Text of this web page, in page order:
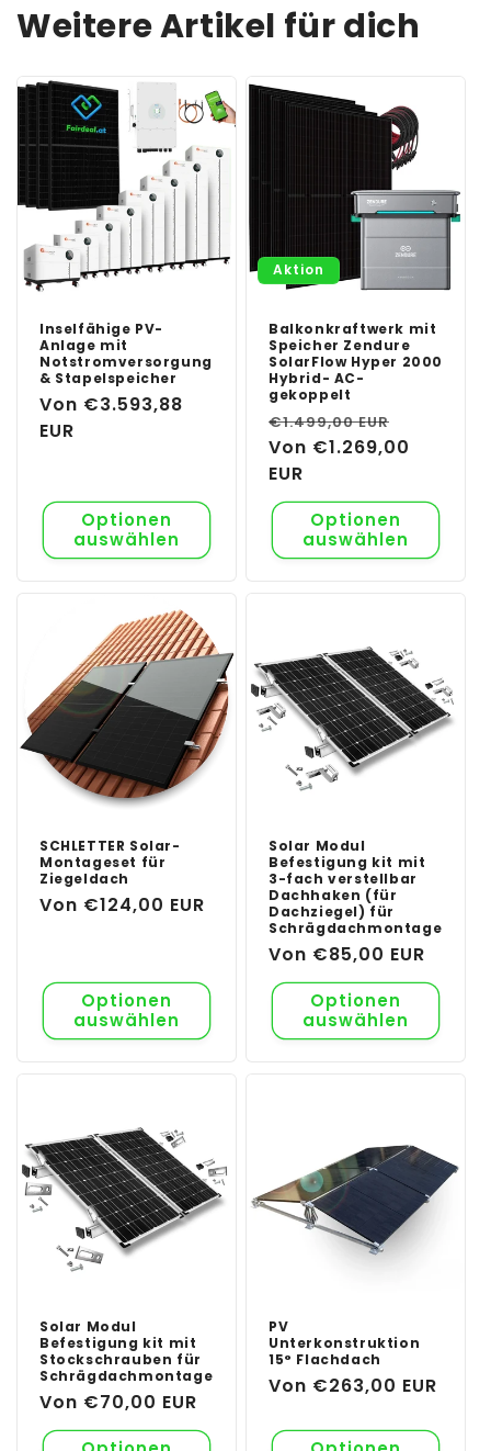
Weitere Artikel für dich
Inselfähige PV-
Anlage mit
Notstromversorgung
& Stapelspeicher
Normaler
Preis
Von €3.593,88
EUR
Optionen
auswählen
Aktion
Balkonkraftwerk mit
Speicher Zendure
SolarFlow Hyper 2000
Hybrid- AC-
gekoppelt
Normaler
Preis
€1.499,00 EUR
Von €1.269,00
EUR
Optionen
auswählen
SCHLETTER Solar-
Montageset für
Ziegeldach
Normaler
Von €124,00 EUR
Optionen
auswählen
Solar Modul
Befestigung kit mit
3-fach verstellbar
Dachhaken (für
Dachziegel) für
Schrägdachmontage
Normaler
Preis
Von €85,00 EUR
Optionen
auswählen
Solar Modul
Befestigung kit mit
Stockschrauben für
Schrägdachmontage
Normaler
Preis
Von €70,00 EUR
PV
Unterkonstruktion
15° Flachdach
Normaler
Von €263,00 EUR